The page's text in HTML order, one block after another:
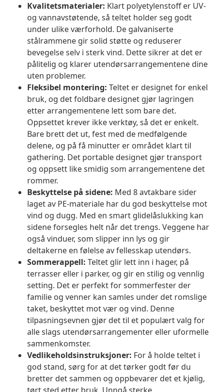
Kvalitetsmaterialer: Klart polyetylenstoff er UV-
og vannavstøtende, så teltet holder seg godt
under ulike værforhold. De galvaniserte
stålrammene gir solid støtte og reduserer
bevegelse selv i sterk vind. Dette sikrer at det er
pålitelig og klarer utendørsarrangementene dine
uten problemer.
Fleksibel montering: Teltet er designet for enkel
bruk, og det foldbare designet gjør lagringen
etter arrangementene lett som bare det.
Oppsettet krever ikke verktøy, så det er enkelt.
Bare brett det ut, fest med de medfølgende
delene, og på få minutter er området klart til
gathering. Det portable designet gjør transport
og oppsett like smidig som arrangementene det
rommer.
Beskyttelse på sidene: Med 8 avtakbare sider
laget av PE-materiale har du god beskyttelse mot
vind og dugg. Med en smart glidelåslukking kan
sidene forsegles helt når det trengs. Veggene har
også vinduer, som slipper inn lys og gir
deltakerne en følelse av fellesskap utendørs.
Sommerappell: Teltet glir lett inn i hager, på
terrasser eller i parker, og gir en stilig og vennlig
setting. Det er perfekt for sommerfester der
familie og venner kan samles under det romslige
taket, beskyttet mot vær og vind. Denne
tilpasningsevnen gjør det til et populært valg for
alle slags utendørsarrangementer eller uformelle
sammenkomster.
Vedlikeholdsinstruksjoner: For å holde teltet i
god stand, sørg for at det tørker godt før du
bretter det sammen og oppbevarer det et kjølig,